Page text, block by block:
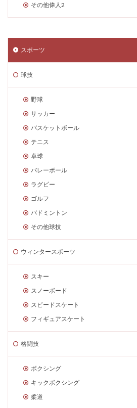
その他偉人2
スポーツ
球技
野球
サッカー
バスケットボール
テニス
卓球
バレーボール
ラグビー
ゴルフ
バドミントン
その他球技
ウィンタースポーツ
スキー
スノーボード
スピードスケート
フィギュアスケート
格闘技
ボクシング
キックボクシング
柔道